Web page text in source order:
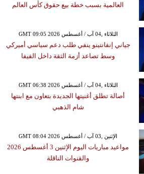
العالمية بسبب خطة بيع حقوق كأس العالم
GMT 09:05 2026 الثلاثاء ,04 آب / أغسطس
جياني إنفانتينو ينفي طلب دعم سياسي أميركي
وسط تصاعد أزمة الثقة داخل الفيفا
GMT 06:38 2026 الثلاثاء ,04 آب / أغسطس
أصالة تطلق أغنيتها الجديدة بتعاون مع ابنتها
شام الذهبي
GMT 08:04 2026 الإثنين ,03 آب / أغسطس
مواعيد مباريات اليوم الإثنين 3 أغسطس 2026
والقنوات الناقلة